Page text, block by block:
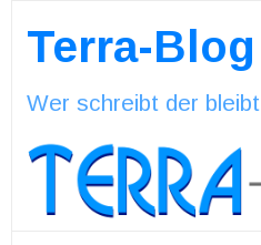
Terra-Blog
Wer schreibt der